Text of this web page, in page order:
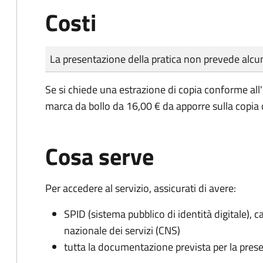
Costi
Tipo di pagamento
Importo
La presentazione della pratica non prevede
Se si chiede una estrazione di copia conforme
marca da bollo da 16,00 € da apporre sulla
Cosa serve
Per accedere al servizio, assicurati di avere:
SPID (sistema pubblico di identità digitale),
nazionale dei servizi (CNS)
tutta la documentazione prevista per la